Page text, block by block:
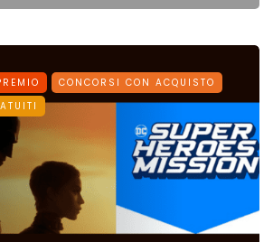
CONCORSI CON ACQUISTO